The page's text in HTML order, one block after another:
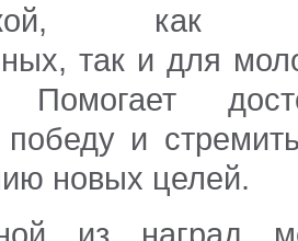
как
так и для
Помогает
победу и
новых целей.